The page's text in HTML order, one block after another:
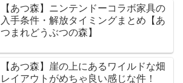
【あつ森】ニンテンドーコラボ家具の
入手条件・解放タイミングまとめ【あ
つまれどうぶつの森】
【あつ森】崖の上にあるワイルドな畑
レイアウトがめちゃ良い感じな件！